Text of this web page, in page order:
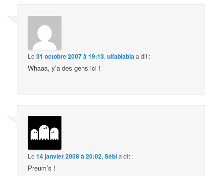
Le31 octobre 2007 à 19:13,ulfablabla a dit :
Whaaa, y’a des gens ici !
Le14 janvier 2008 à 20:02,Sébia dit :
Preum’s !